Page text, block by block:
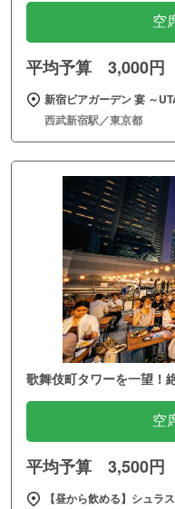
空
平均予算 3,000円
新宿ビアガーデン 宴 ～
西武新宿駅／東京都
歌舞伎町タワーを一望！
空
平均予算 3,500円
【昼から飲める】シュラ